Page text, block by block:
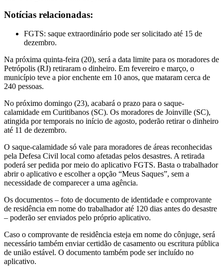
Notícias relacionadas:
FGTS: saque extraordinário pode ser solicitado até 15 de
dezembro.
Na próxima quinta-feira (20), será a data limite para os moradores de
Petrópolis (RJ) retiraram o dinheiro. Em fevereiro e março, o
município teve a pior enchente em 10 anos, que mataram cerca de
240 pessoas.
No próximo domingo (23), acabará o prazo para o saque-
calamidade em Curitibanos (SC). Os moradores de Joinville (SC),
atingida por temporais no início de agosto, poderão retirar o dinheiro
até 11 de dezembro.
O saque-calamidade só vale para moradores de áreas reconhecidas
pela Defesa Civil local como afetadas pelos desastres. A retirada
poderá ser pedida por meio do aplicativo FGTS. Basta o trabalhador
abrir o aplicativo e escolher a opção “Meus Saques”, sem a
necessidade de comparecer a uma agência.
Os documentos – foto de documento de identidade e comprovante
de residência em nome do trabalhador até 120 dias antes do desastre
– poderão ser enviados pelo próprio aplicativo.
Caso o comprovante de residência esteja em nome do cônjuge, será
necessário também enviar certidão de casamento ou escritura pública
de união estável. O documento também pode ser incluído no
aplicativo.